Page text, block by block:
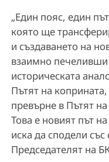
„Един пояс, един
която ще
и създаването на
взаимно
историческата
Пътят на коприната,
превърне в Пътят
Това е новият път
иска да сподели със
Председателят на